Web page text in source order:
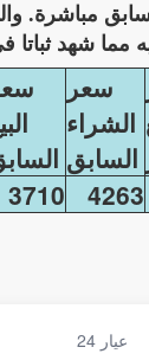
السابق مباشرة.
سعر
الشراء
السابق
4263
3710
عيار 24